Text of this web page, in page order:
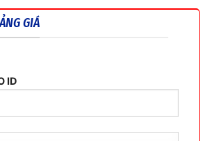
GIÁ
ID